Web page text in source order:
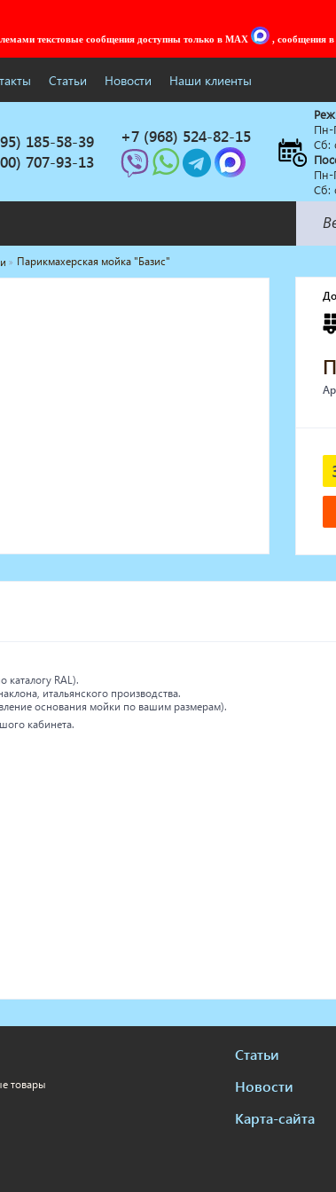
текстовые сообщения доступны только в MAX , сообщения
Статьи Новости Наши клиенты
185-58-39
707-93-13
+7 (968) 524-82-15
Пн-
Сб:
Пн-
Сб:
Солярии
Мебель в стиле
Доставка за один
Парикмахерская мойка "Базис"
каталогу RAL).
итальянского производства.
основания мойки по вашим размерам).
кабинета.
товары
Статьи
Новости
Карта-сайта